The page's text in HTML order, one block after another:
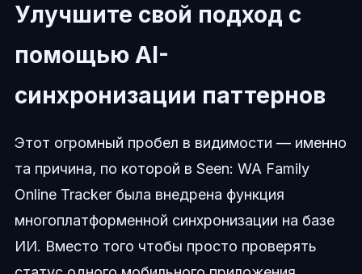
Улучшите свой подход с
помощью AI-
синхронизации паттернов
Этот огромный пробел в видимости — именно
та причина, по которой в Seen: WA Family
Online Tracker была внедрена функция
многоплатформенной синхронизации на базе
ИИ. Вместо того чтобы просто проверять